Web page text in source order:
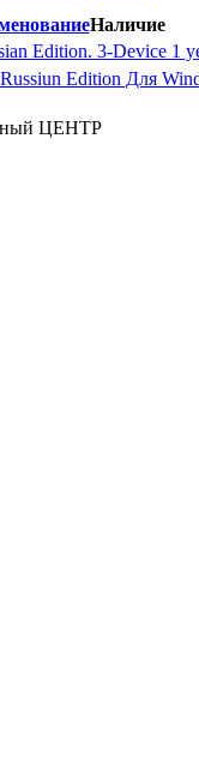
Наличие
Edition. 3-Device 1
Edition Для
ЦЕНТР